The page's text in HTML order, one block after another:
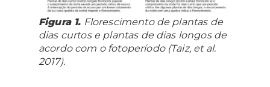
Figura 1. Florescimento de plantas de
dias curtos e plantas de dias longos de
acordo com o fotoperíodo (Taiz, et al.
2017).